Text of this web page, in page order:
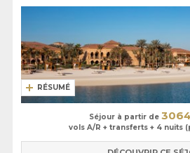
RÉSUMÉ
Séjour à partir de
vols A/R + transferts + 4 nuits